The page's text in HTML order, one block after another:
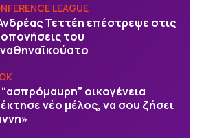
LEAGUE
Τεττέη επέστρεψε στις
του
οικογένεια
νέο μέλος, να σου ζήσει